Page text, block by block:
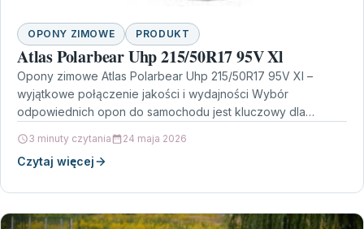
OPONY ZIMOWE PRODUKT
Atlas Polarbear Uhp 215/50R17 95V Xl
Opony zimowe Atlas Polarbear Uhp 215/50R17 95V Xl –
wyjątkowe połączenie jakości i wydajności Wybór
odpowiednich opon do samochodu jest kluczowy dla
3 minuty czytania 24 maja 2026
Czytaj więcej